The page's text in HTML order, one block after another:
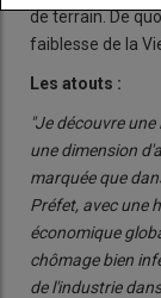
de terrain. De
faiblesse de la
Les atouts :
"Je découvre
une dimension
marquée que
Préfet, avec une
économique
chômage bien
de l'industrie